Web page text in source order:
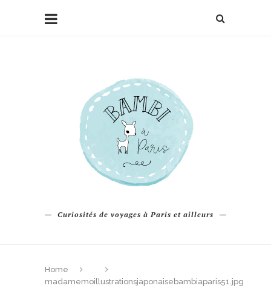
Curiosités de voyages à Paris et ailleurs
Home
madamemoillustrationsjaponaisebambiaparis51.jpg